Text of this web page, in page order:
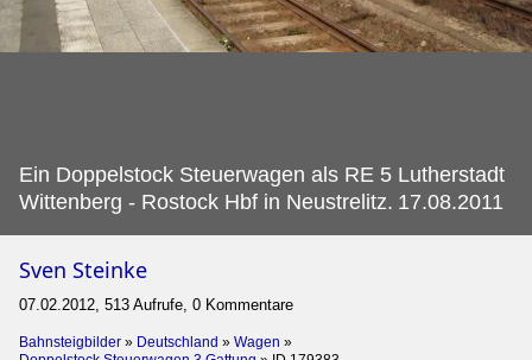
Ein Doppelstock Steuerwagen als RE 5 Lutherstadt
Wittenberg - Rostock Hbf in Neustrelitz. 17.08.2011
Sven Steinke
07.02.2012, 513 Aufrufe, 0 Kommentare
Bahnsteigbilder » Deutschland » Wagen »